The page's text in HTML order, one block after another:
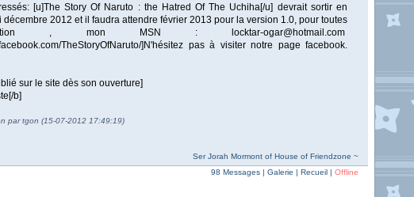
[u]The Story Of Naruto : the Hatred Of The Uchiha[/u] devrait sortir en
décembre 2012 et il faudra attendre février 2013 pour la version 1.0, pour toutes
, mon MSN : locktar-ogar@hotmail.com
TheStoryOfNaruto/]N'hésitez pas à visiter notre page facebook.
sur le site dès son ouverture]
b]
par tgon (15-07-2012 17:49:19)
Ser Jorah Mormont of House of Friendzone ~
98 Messages | Galerie | Recueil | Offline